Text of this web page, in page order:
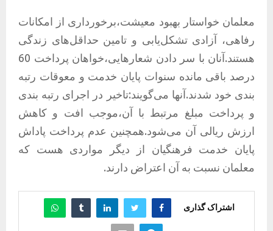
معلمان خواستار بهبود معیشت،برخورداری از امکانات
رفاهی، آزادی تشکل‌یابی و تامین حداقل‌های زندگی
هستند.آنان با سر دادن شعارهایی،خواهان پرداخت 60
درصد باقی مانده سنوات پایان خدمت و معوقات رتبه
بندی خود شدند.آنها می‌گویند:تاخیر در اجرای رتبه بندی
و پرداخت مبلغ مرتبط با آن،موجب افت و کاهش
ارزش ریالی آن می‌شود‌.همچنین عدم پرداخت پاداش
پایان خدمت فرهنگیان از دیگر مواردی هست که
معلمان نسبت به آن اعتراض دارند.
اشتراک گذاری